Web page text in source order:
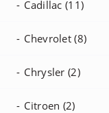
Cadillac (11)
Chevrolet (8)
Chrysler (2)
Citroen (2)